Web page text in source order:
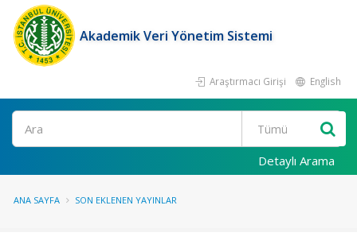
Akademik Veri Yönetim Sistemi
Araştırmacı Girişi English
Ara
Detaylı Arama
ANA SAYFA SON EKLENEN YAYINLAR